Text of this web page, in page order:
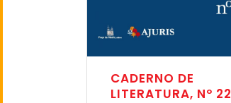
CADERNO DE
LITERATURA, Nº 22